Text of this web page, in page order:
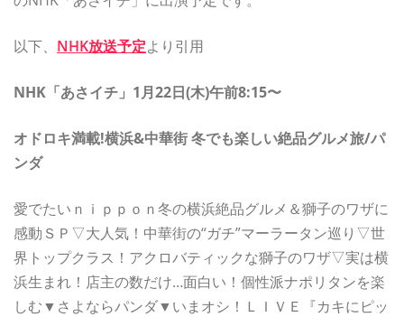
以下、 NHK放送予定より引用
NHK「あさイチ」1月22日(木)午前8:15〜
オドロキ満載!横浜&中華街 冬でも楽しい絶品グルメ旅/パ
ンダ
愛でたいｎｉｐｐｏｎ冬の横浜絶品グルメ＆獅子のワザに
感動ＳＰ▽大人気！中華街の“ガチ”マーラータン巡り▽世
界トップクラス！アクロバティックな獅子のワザ▽実は横
浜生まれ！店主の数だけ…面白い！個性派ナポリタンを楽
しむ▼さよならパンダ▼いまオシ！ＬＩＶＥ『カキにピッ